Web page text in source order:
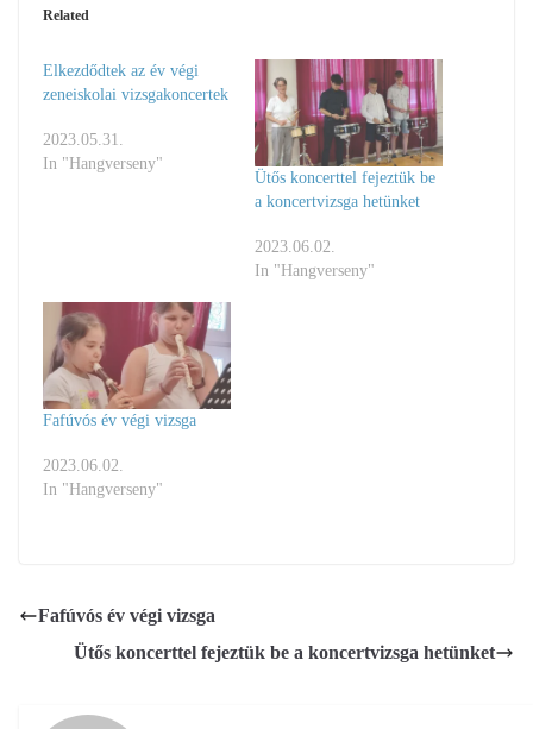
Related
Elkezdődtek az év végi
zeneiskolai vizsgakoncertek
2023.05.31.
In "Hangverseny"
Ütős koncerttel fejeztük be
a koncertvizsga hetünket
2023.06.02.
In "Hangverseny"
Fafúvós év végi vizsga
2023.06.02.
In "Hangverseny"
Fafúvós év végi vizsga
Ütős koncerttel fejeztük be a koncertvizsga hetünket